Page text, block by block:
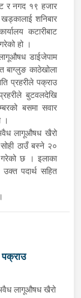
र नगद १९ हजार
शनिबार
कटारीबाट
हो ।
डाईजेपाम
बाग्लुङ काठेखोला
प्रहरीले पक्राउ
बुटवलदेखि
बसमा सवार
।
लागूऔषध खैरो
ठाउँ बस्ने २०
गरेको छ । इलाका
उक्त पदार्थ सहित
लागूऔषध खैरो